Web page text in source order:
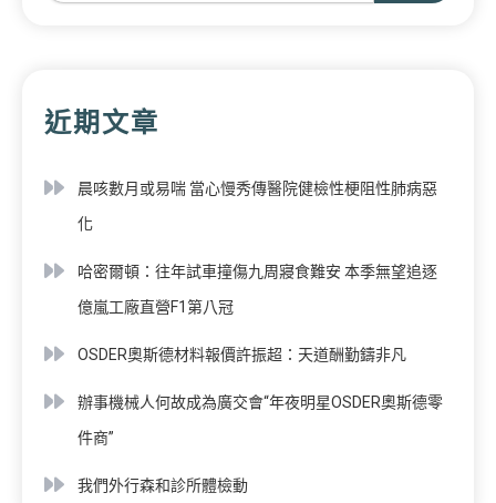
近期文章
晨咳數月或易喘 當心慢秀傳醫院健檢性梗阻性肺病惡
化
哈密爾頓：往年試車撞傷九周寢食難安 本季無望追逐
億嵐工廠直營F1第八冠
OSDER奧斯德材料報價許振超：天道酬勤鑄非凡
辦事機械人何故成為廣交會“年夜明星OSDER奧斯德零
件商”
我們外行森和診所體檢動